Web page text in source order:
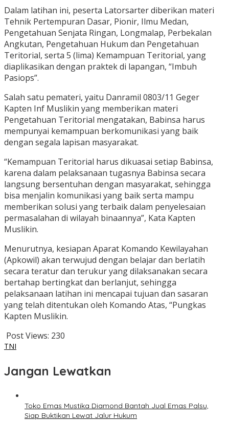
Dalam latihan ini, peserta Latorsarter diberikan materi
Tehnik Pertempuran Dasar, Pionir, Ilmu Medan,
Pengetahuan Senjata Ringan, Longmalap, Perbekalan
Angkutan, Pengetahuan Hukum dan Pengetahuan
Teritorial, serta 5 (lima) Kemampuan Teritorial, yang
diaplikasikan dengan praktek di lapangan, “Imbuh
Pasiops”.
Salah satu pemateri, yaitu Danramil 0803/11 Geger
Kapten Inf Muslikin yang memberikan materi
Pengetahuan Teritorial mengatakan, Babinsa harus
mempunyai kemampuan berkomunikasi yang baik
dengan segala lapisan masyarakat.
“Kemampuan Teritorial harus dikuasai setiap Babinsa,
karena dalam pelaksanaan tugasnya Babinsa secara
langsung bersentuhan dengan masyarakat, sehingga
bisa menjalin komunikasi yang baik serta mampu
memberikan solusi yang terbaik dalam penyelesaian
permasalahan di wilayah binaannya”, Kata Kapten
Muslikin.
Menurutnya, kesiapan Aparat Komando Kewilayahan
(Apkowil) akan terwujud dengan belajar dan berlatih
secara teratur dan terukur yang dilaksanakan secara
bertahap bertingkat dan berlanjut, sehingga
pelaksanaan latihan ini mencapai tujuan dan sasaran
yang telah ditentukan oleh Komando Atas, “Pungkas
Kapten Muslikin.
Post Views: 230
TNI
Jangan Lewatkan
Toko Emas Mustika Diamond Bantah Jual Emas Palsu,
Siap Buktikan Lewat Jalur Hukum